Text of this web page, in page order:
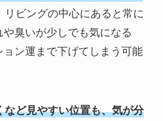
リビングの中心にあると常に
臭いが少しでも気になる
ョン運まで下げてしまう可能
など見やすい位置も、気が分